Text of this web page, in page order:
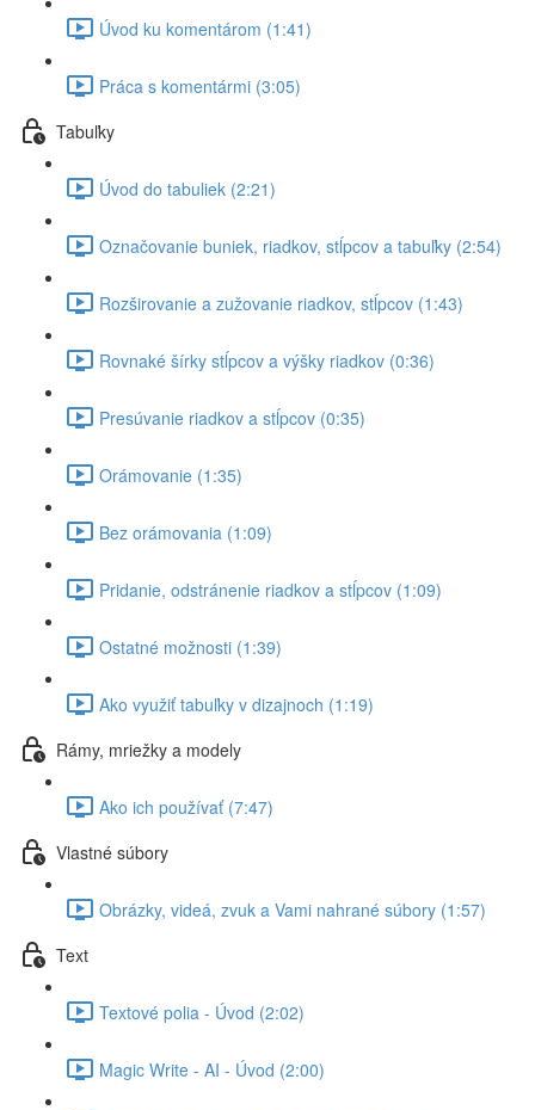
Úvod ku komentárom (1:41)
Práca s komentármi (3:05)
Tabuľky
Úvod do tabuliek (2:21)
Označovanie buniek, riadkov, stĺpcov a tabuľky (2:54)
Rozširovanie a zužovanie riadkov, stĺpcov (1:43)
Rovnaké šírky stĺpcov a výšky riadkov (0:36)
Presúvanie riadkov a stĺpcov (0:35)
Orámovanie (1:35)
Bez orámovania (1:09)
Pridanie, odstránenie riadkov a stĺpcov (1:09)
Ostatné možnosti (1:39)
Ako využiť tabuľky v dizajnoch (1:19)
Rámy, mriežky a modely
Ako ich používať (7:47)
Vlastné súbory
Obrázky, videá, zvuk a Vami nahrané súbory (1:57)
Text
Textové polia - Úvod (2:02)
Magic Write - AI - Úvod (2:00)